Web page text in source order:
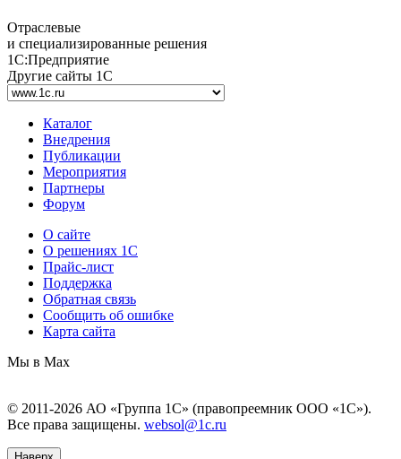
Отраслевые
и специализированные решения
1С:Предприятие
Другие сайты 1С
Каталог
Внедрения
Публикации
Мероприятия
Партнеры
Форум
О сайте
О решениях 1С
Прайс-лист
Поддержка
Обратная связь
Сообщить об ошибке
Карта сайта
Мы в Max
© 2011-2026 АО «Группа 1С» (правопреемник ООО «1С»).
Все права защищены. websol@1c.ru